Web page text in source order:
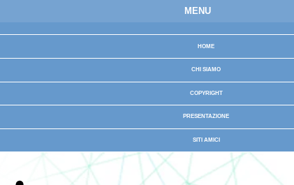
MENU
HOME
CHI SIAMO
COPYRIGHT
PRESENTAZIONE
SITI AMICI